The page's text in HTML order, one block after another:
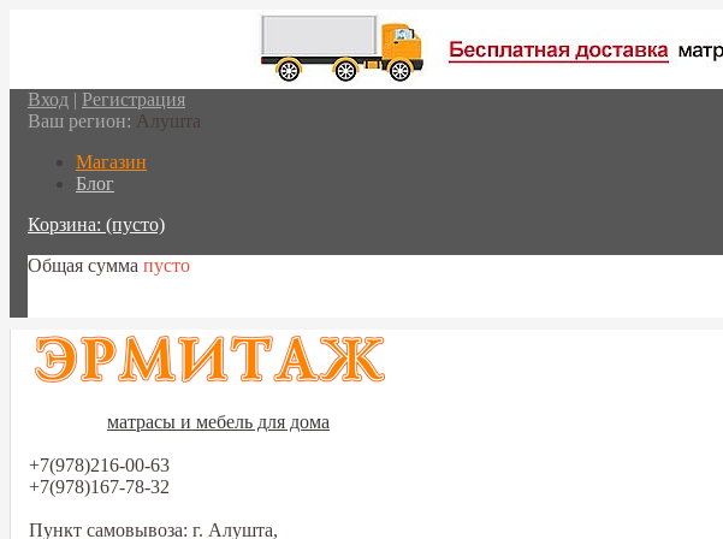
Вход | Регистрация
Ваш регион: Алушта
Магазин
Блог
Корзина: (пусто)
Общая сумма пусто
матрасы и мебель для дома
+7(978)216-00-63
+7(978)167-78-32
Пункт самовывоза: г. Алушта,